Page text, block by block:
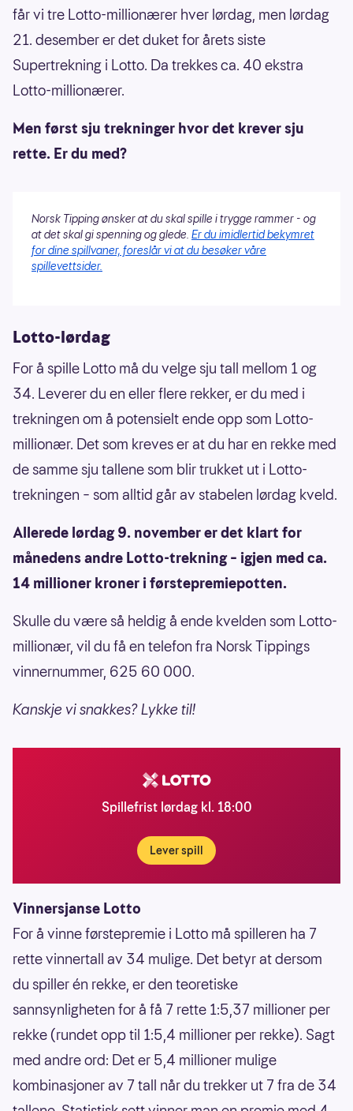
får vi tre Lotto-millionærer hver lørdag, men lørdag
21. desember er det duket for årets siste
Supertrekning i Lotto. Da trekkes ca. 40 ekstra
Lotto-millionærer.
Men først sju trekninger hvor det krever sju
rette. Er du med?
Norsk Tipping ønsker at du skal spille i trygge rammer - og
at det skal gi spenning og glede. Er du imidlertid bekymret
for dine spillvaner, foreslår vi at du besøker våre
spillevettsider.
Lotto-lørdag
For å spille Lotto må du velge sju tall mellom 1 og
34. Leverer du en eller flere rekker, er du med i
trekningen om å potensielt ende opp som Lotto-
millionær. Det som kreves er at du har en rekke med
de samme sju tallene som blir trukket ut i Lotto-
trekningen – som alltid går av stabelen lørdag kveld.
Allerede lørdag 9. november er det klart for
månedens andre Lotto-trekning – igjen med ca.
14 millioner kroner i førstepremiepotten.
Skulle du være så heldig å ende kvelden som Lotto-
millionær, vil du få en telefon fra Norsk Tippings
vinnernummer, 625 60 000.
Kanskje vi snakkes? Lykke til!
Spillefrist lørdag kl. 18:00
Lever spill
Vinnersjanse Lotto
For å vinne førstepremie i Lotto må spilleren ha 7
rette vinnertall av 34 mulige. Det betyr at dersom
du spiller én rekke, er den teoretiske
sannsynligheten for å få 7 rette 1:5,37 millioner per
rekke (rundet opp til 1:5,4 millioner per rekke). Sagt
med andre ord: Det er 5,4 millioner mulige
kombinasjoner av 7 tall når du trekker ut 7 fra de 34